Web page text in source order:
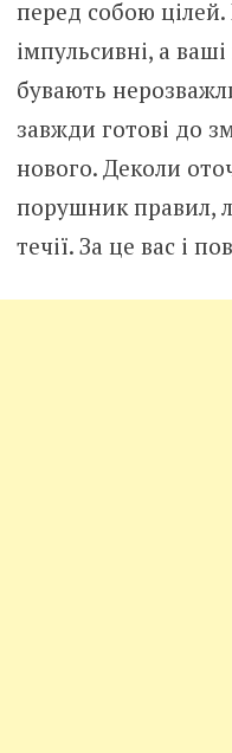
перед собою
імпульсивні, а
бувають
завжди готові до
нового. Деколи
порушник правил,
течії. За це вас і